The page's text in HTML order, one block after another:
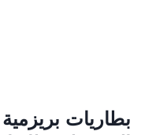
بطاريات بريزمية